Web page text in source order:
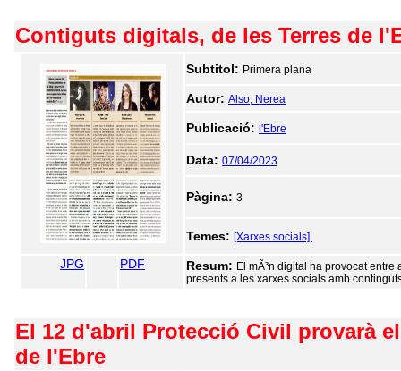
Contiguts digitals, de les Terres de
Subtitol: Primera plana
Autor: Also, Nerea
Publicació: l'Ebre
Data: 07/04/2023
Pàgina: 3
Temes: [Xarxes socials]
JPG PDF Resum: El mÃ³n digital ha provocat
presents a les xarxes socials amb
El 12 d'abril Protecció Civil provarà
de l'Ebre